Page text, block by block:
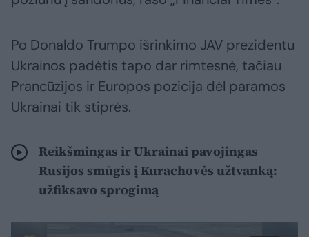
Po Donaldo Trumpo išrinkimo JAV prezidentu
Ukrainos padėtis tapo dar rimtesnė, tačiau
Prancūzijos ir Europos pozicija dėl paramos
Ukrainai tik stiprės.
Reikšmingas ir Ukrainai pavojingas
Rusijos smūgis į Kurachovės užtvanką:
užfiksavo sprogimą